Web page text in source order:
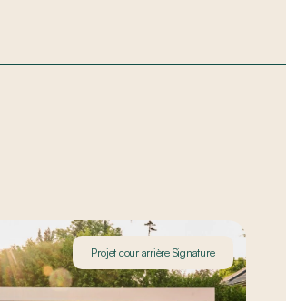
Projet cour arrière Signature